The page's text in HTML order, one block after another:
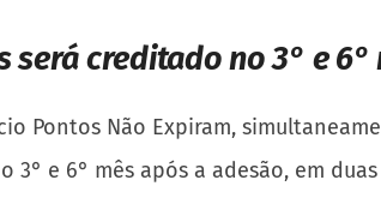
será creditado no 3° e
Pontos Não Expiram,
e 6° mês após a adesão, em